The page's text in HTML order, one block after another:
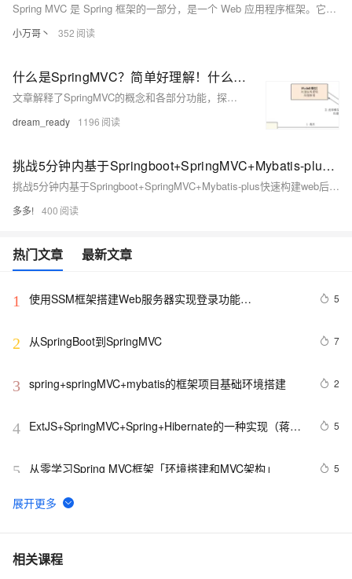
Spring MVC 是 Spring 框架的一部分，是一个 Web 应用程序框架。它旨在使用 Model-View-Controller（MVC） 设计模式轻松构建Web应用程序。
小万哥丶 352
什么是SpringMVC？简单好理解！什么是应用分层？SpringMVC与应用分层的关系？ 什么是三层架构？SpringMVC与三层架构的关系？
文章解释了SpringMVC的概念和各部分功能，探讨了应用分层的原因和具体实施的三层架构，以及SpringMVC与三层架构之间的关系和联系。
dream_ready 1196
挑战5分钟内基于Springboot+SpringMVC+Mybatis-plus快速构建web后端三层架构
挑战5分钟内基于Springboot+SpringMVC+Mybatis-plus快速构建web后端三层架构
多多! 400
热门文章 最新文章
1
使用SSM框架搭建Web服务器实现登录功能
5
2 从SpringBoot到SpringMVC 7
3 spring+springMVC+mybatis的框架项目基础环境搭建 2
4 ExtJS+SpringMVC+Spring+Hibernate的一种实现（蒋锋
5
5 从零学习Spring MVC框架「环境搭建和MVC架构」 5
6
【小家Spring】Spring MVC控制器中Handler的四种实现
@RequestMapping(中)
7 微服务——SpringBoot使用归纳——Spring Boot中的
相关课程